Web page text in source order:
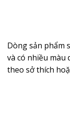
Dòng sản phẩm
và có nhiều màu
theo sở thích